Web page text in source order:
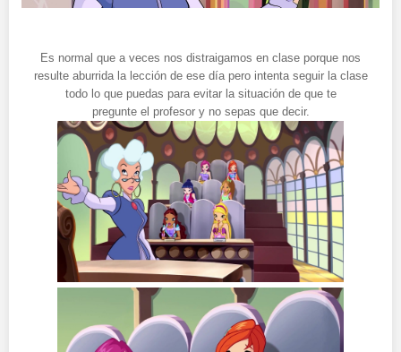
Es normal que a veces nos distraigamos en clase porque nos
resulte aburrida la lección de ese día pero intenta seguir la clase
todo lo que puedas para evitar la situación de que te
pregunte el profesor y no sepas que decir.